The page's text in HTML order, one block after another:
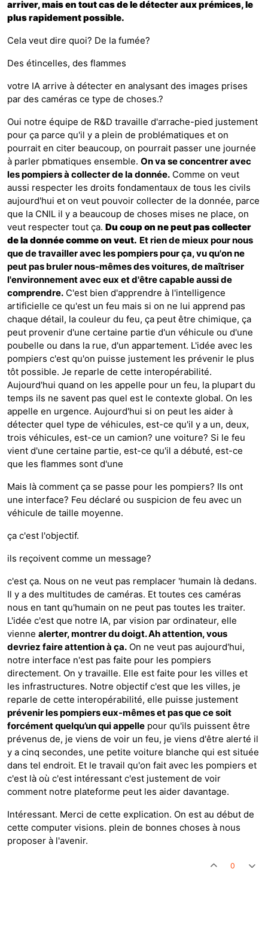
arriver, mais en tout cas de le détecter aux prémices, le
plus rapidement possible.
Cela veut dire quoi? De la fumée?
Des étincelles, des flammes
votre IA arrive à détecter en analysant des images prises
par des caméras ce type de choses.?
Oui notre équipe de R&D travaille d'arrache-pied justement
pour ça parce qu'il y a plein de problématiques et on
pourrait en citer beaucoup, on pourrait passer une journée
à parler pbmatiques ensemble. On va se concentrer avec
les pompiers à collecter de la donnée. Comme on veut
aussi respecter les droits fondamentaux de tous les civils
aujourd'hui et on veut pouvoir collecter de la donnée, parce
que la CNIL il y a beaucoup de choses mises ne place, on
veut respecter tout ça. Du coup on ne peut pas collecter
de la donnée comme on veut. Et rien de mieux pour nous
que de travailler avec les pompiers pour ça, vu qu'on ne
peut pas bruler nous-mêmes des voitures, de maîtriser
l'environnement avec eux et d'être capable aussi de
comprendre. C'est bien d'apprendre à l'intelligence
artificielle ce qu'est un feu mais si on ne lui apprend pas
chaque détail, la couleur du feu, ça peut être chimique, ça
peut provenir d'une certaine partie d'un véhicule ou d'une
poubelle ou dans la rue, d'un appartement. L'idée avec les
pompiers c'est qu'on puisse justement les prévenir le plus
tôt possible. Je reparle de cette interopérabilité.
Aujourd'hui quand on les appelle pour un feu, la plupart du
temps ils ne savent pas quel est le contexte global. On les
appelle en urgence. Aujourd'hui si on peut les aider à
détecter quel type de véhicules, est-ce qu'il y a un, deux,
trois véhicules, est-ce un camion? une voiture? Si le feu
vient d'une certaine partie, est-ce qu'il a débuté, est-ce
que les flammes sont d'une
Mais là comment ça se passe pour les pompiers? Ils ont
une interface? Feu déclaré ou suspicion de feu avec un
véhicule de taille moyenne.
ça c'est l'objectif.
ils reçoivent comme un message?
c'est ça. Nous on ne veut pas remplacer 'humain là dedans.
Il y a des multitudes de caméras. Et toutes ces caméras
nous en tant qu'humain on ne peut pas toutes les traiter.
L'idée c'est que notre IA, par vision par ordinateur, elle
vienne alerter, montrer du doigt. Ah attention, vous
devriez faire attention à ça. On ne veut pas aujourd'hui,
notre interface n'est pas faite pour les pompiers
directement. On y travaille. Elle est faite pour les villes et
les infrastructures. Notre objectif c'est que les villes, je
reparle de cette interopérabilité, elle puisse justement
prévenir les pompiers eux-mêmes et pas que ce soit
forcément quelqu’un qui appelle pour qu'ils puissent être
prévenus de, je viens de voir un feu, je viens d'être alerté il
y a cinq secondes, une petite voiture blanche qui est située
dans tel endroit. Et le travail qu'on fait avec les pompiers et
c'est là où c'est intéressant c'est justement de voir
comment notre plateforme peut les aider davantage.
Intéressant. Merci de cette explication. On est au début de
cette computer visions. plein de bonnes choses à nous
proposer à l'avenir.
0